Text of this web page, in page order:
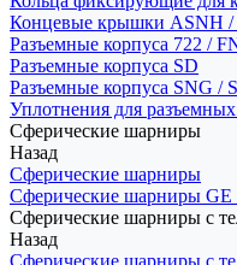
Концевые крышки ASNH /
Разъемные корпуса 722 /
Разъемные корпуса SD
Разъемные корпуса SNG /
Уплотнения для
Сферические шарниры
Назад
Сферические шарниры
Сферические шарниры
Сферические шарниры с
Назад
Сферические шарниры с